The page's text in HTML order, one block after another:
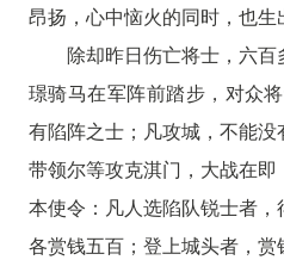
昂扬，心中恼火的同时，也生
除却昨日伤亡将士，六
璟骑马在军阵前踏步，对众
有陷阵之士；凡攻城，不能
带领尔等攻克淇门，大战在
本使令：凡人选陷队锐士者
各赏钱五百；登上城头者，